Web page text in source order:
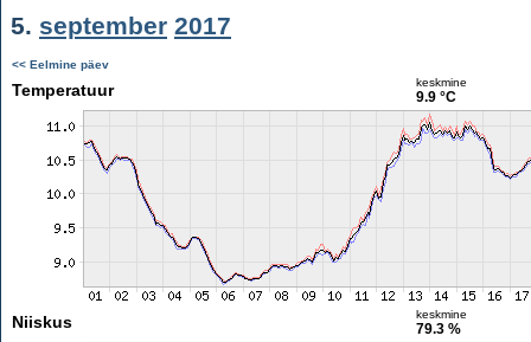
5. september 2017
<< Eelmine päev
Temperatuur keskmine
9.9 °C
Niiskus keskmine
79.3 %